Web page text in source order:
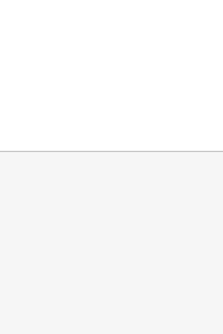
440, ja